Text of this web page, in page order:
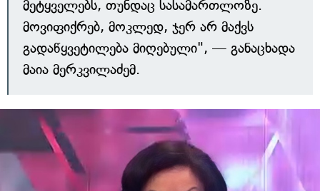
მეტყველებს, თუნდაც სასამართლოზე.
მოვიფიქრებ, მოკლედ, ჯერ არ მაქვს
გადაწყვეტილება მიღებული", — განაცხადა
მაია მერკვილაძემ.